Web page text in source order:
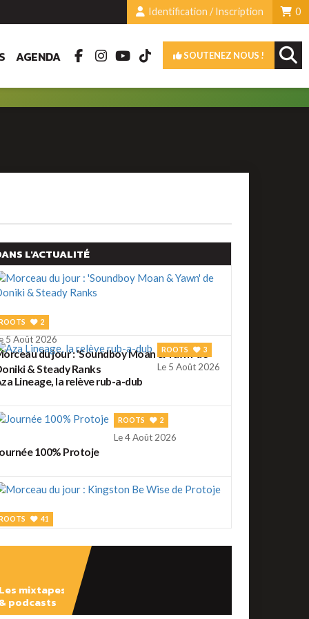
0
Identification / Inscription
AGENDA SOUTENEZ NOUS !
L'ACTUALITÉ
2
5 Août 2026
du jour : 'Soundboy Moan & Yawn' de
& Steady Ranks
ROOTS 3
Le 5 Août 2026
Lineage, la relève rub-a-dub
ROOTS 2
Le 4 Août 2026
100% Protoje
41
du jour : Kingston Be Wise de Protoje
ROOTS 18
Le 3 Août 2026
Les mixtapes
& podcasts